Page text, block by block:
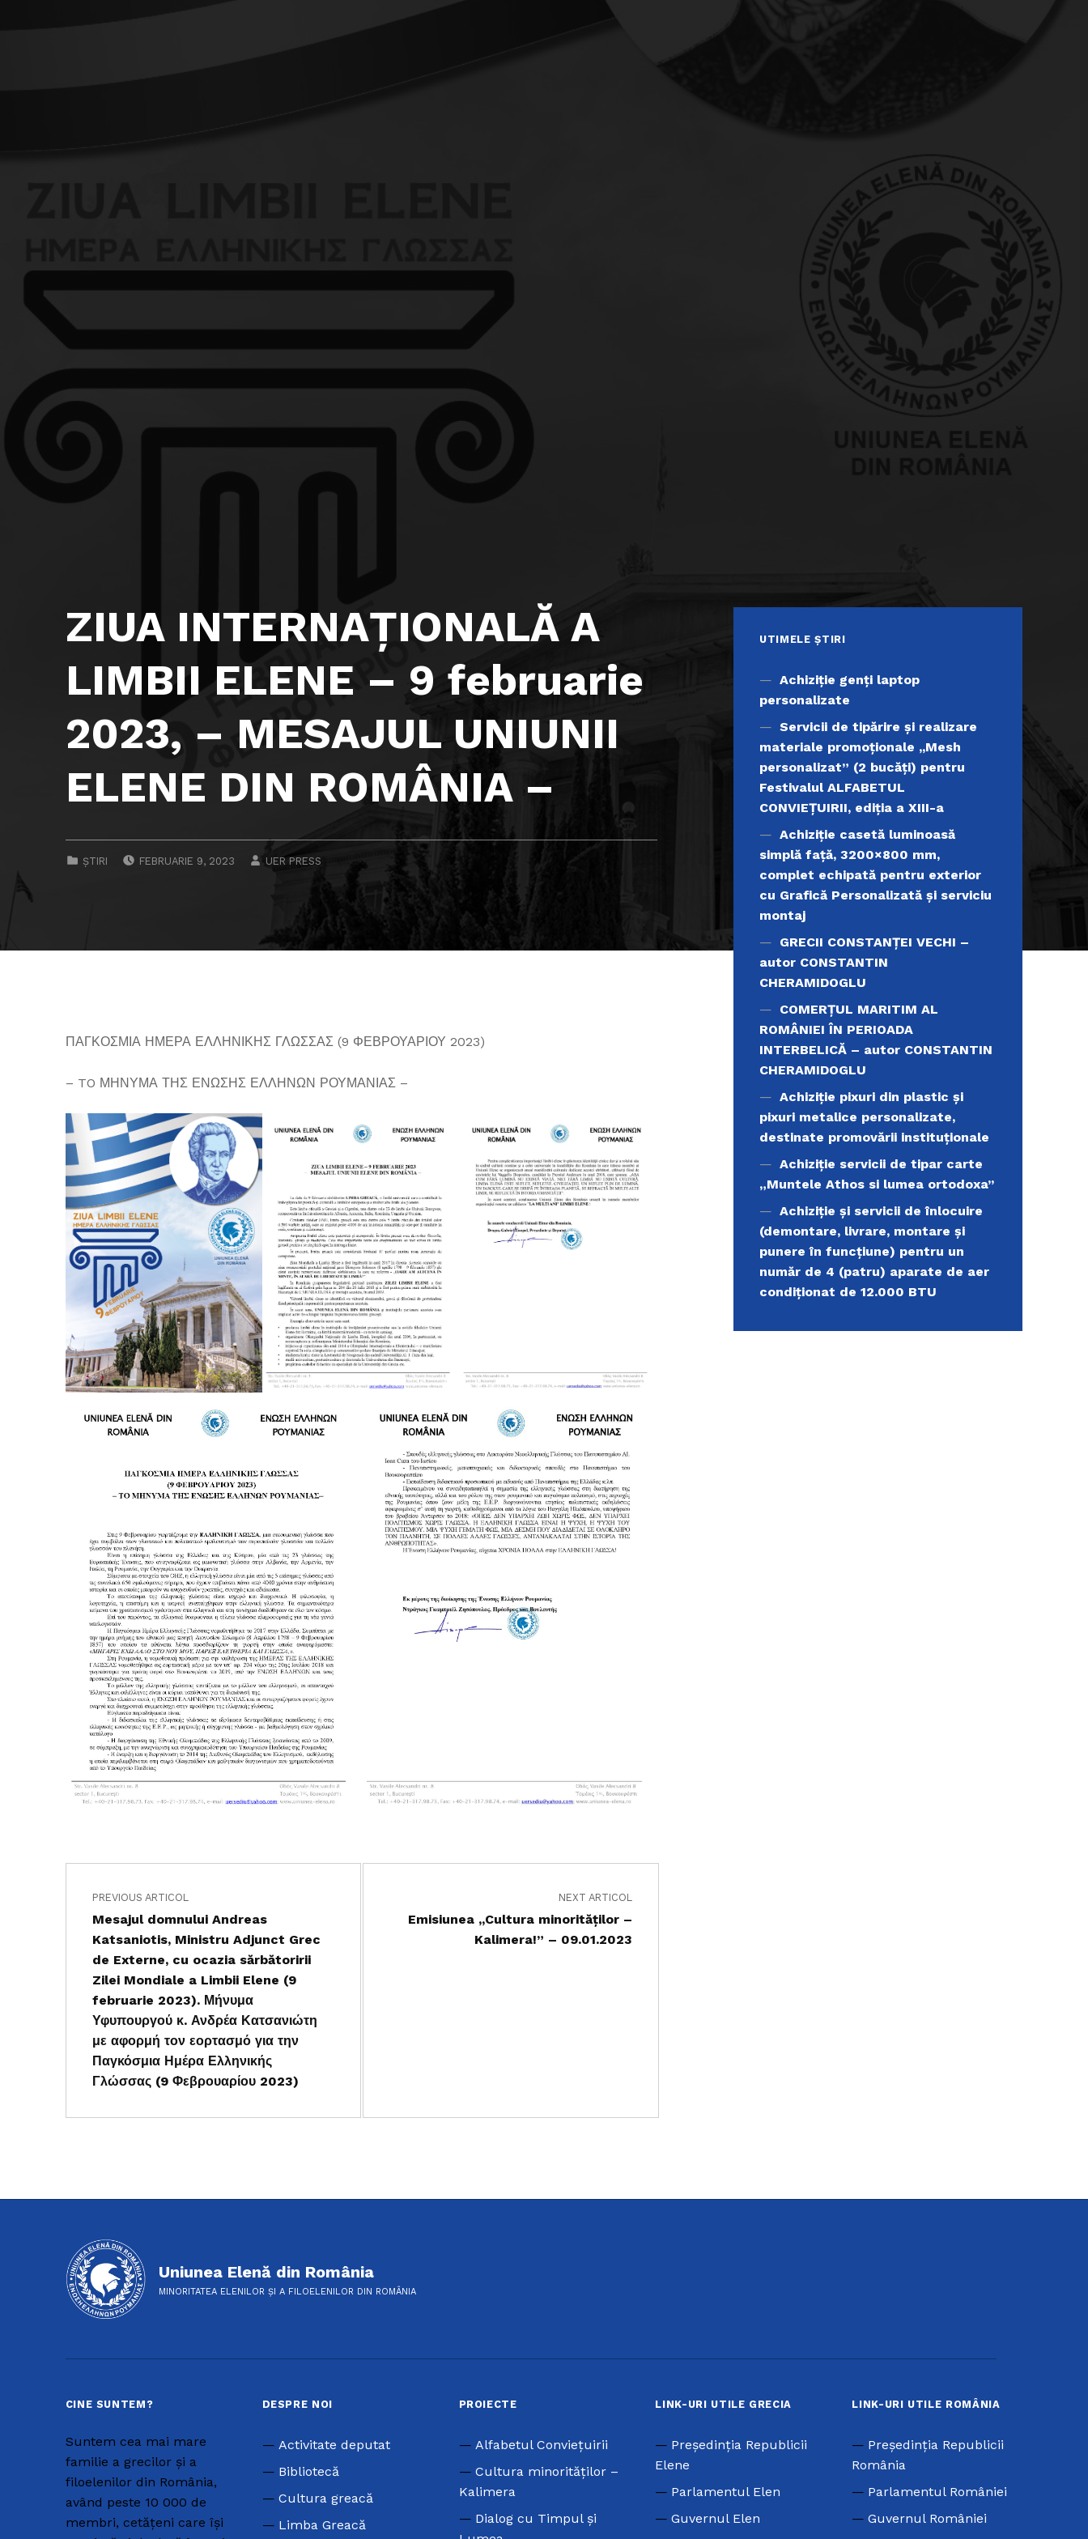
ZIUA INTERNAŢIONALĂ A
LIMBII ELENE – 9 februarie
2023, – MESAJUL UNIUNII
ELENE DIN ROMÂNIA –
ȘTIRI FEBRUARIE 9, 2023
WRITTEN BY:
UER PRESS
ΠΑΓΚΟΣΜΙΑ ΗΜΕΡΑ ΕΛΛΗΝΙΚΗΣ ΓΛΩΣΣΑΣ (9 ΦΕΒΡΟΥΑΡΙΟΥ 2023)
– TO ΜΗΝΥΜΑ ΤΗΣ ΕΝΩΣΗΣ ΕΛΛΗΝΩΝ ΡΟΥΜΑΝΙΑΣ –
Skip back to main navigation
Navigare în articole
PREVIOUS ARTICOL
Mesajul domnului Andreas
Katsaniotis, Ministru Adjunct Grec
de Externe, cu ocazia sărbătoririi
Zilei Mondiale a Limbii Elene (9
februarie 2023). Μήνυμα
Υφυπουργού κ. Ανδρέα Κατσανιώτη
με αφορμή τον εορτασμό για την
Παγκόσμια Ημέρα Ελληνικής
Γλώσσας (9 Φεβρουαρίου 2023)
NEXT ARTICOL
Emisiunea ,,Cultura minorităților –
Kalimera!” – 09.01.2023
UTIMELE ȘTIRI
Achiziţie genți laptop
personalizate
Servicii de tipărire şi realizare
materiale promoţionale ,,Mesh
personalizat” (2 bucăți) pentru
Festivalul ALFABETUL
CONVIEŢUIRII, ediţia a XIII-a
Achiziție casetă luminoasă
simplă față, 3200×800 mm,
complet echipată pentru exterior
cu Grafică Personalizată și serviciu
montaj
GRECII CONSTANȚEI VECHI –
autor CONSTANTIN
CHERAMIDOGLU
COMERŢUL MARITIM AL
ROMÂNIEI ÎN PERIOADA
INTERBELICĂ – autor CONSTANTIN
CHERAMIDOGLU
Achiziţie pixuri din plastic și
pixuri metalice personalizate,
destinate promovării instituționale
Achiziție servicii de tipar carte
„Muntele Athos si lumea ortodoxa’’
Achiziție și servicii de înlocuire
(demontare, livrare, montare și
punere în funcțiune) pentru un
număr de 4 (patru) aparate de aer
condiționat de 12.000 BTU
Uniunea Elenă din România
MINORITATEA ELENILOR ȘI A FILOELENILOR DIN ROMÂNIA
CINE SUNTEM?
Suntem cea mai mare
familie a grecilor și a
filoelenilor din România,
având peste 10 000 de
membri, cetățeni care își
DESPRE NOI
Activitate deputat
Bibliotecă
Cultura greacă
Limba Greacă
PROIECTE
Alfabetul Conviețuirii
Cultura minorităților –
Kalimera
Dialog cu Timpul și
LINK-URI UTILE GRECIA
Preşedinţia Republicii
Elene
Parlamentul Elen
Guvernul Elen
LINK-URI UTILE ROMÂNIA
Preşedinţia Republicii
România
Parlamentul României
Guvernul României